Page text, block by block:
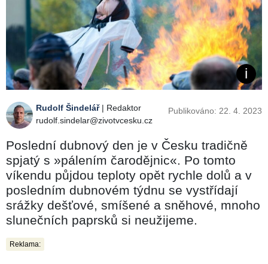
Rudolf Šindelář| Redaktor
rudolf.sindelar@zivotvcesku.cz
Publikováno: 22. 4. 2023
Poslední dubnový den je v Česku tradičně
spjatý s »pálením čarodějnic«. Po tomto
víkendu půjdou teploty opět rychle dolů a v
posledním dubnovém týdnu se vystřídají
srážky dešťové, smíšené a sněhové, mnoho
slunečních paprsků si neužijeme.
Reklama: